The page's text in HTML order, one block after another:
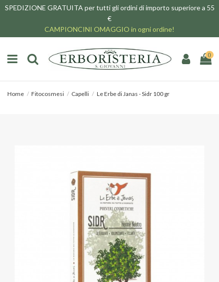
SPEDIZIONE GRATUITA per tutti gli ordini di importo superiore a 55
€
CAMPIONCINI OMAGGIO in ogni ordine!
0
Home Fitocosmesi Capelli Le Erbe di Janas - Sidr 100 gr